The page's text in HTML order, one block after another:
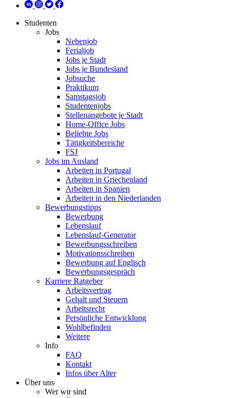
Studenten
Jobs
Nebenjob
Ferialjob
Jobs je Stadt
Jobs je Bundesland
Jobsuche
Praktikum
Samstagsjob
Studentenjobs
Stellenangebote je Stadt
Home-Office Jobs
Beliebte Jobs
Tätigkeitsbereiche
FSJ
Jobs im Ausland
Arbeiten in Portugal
Arbeiten in Griechenland
Arbeiten in Spanien
Arbeiten in den Niederlanden
Bewerbungstipps
Bewerbung
Lebenslauf
Lebenslauf-Generator
Bewerbungsschreiben
Motivationsschreiben
Bewerbung auf Englisch
Bewerbungsgespräch
Karriere Ratgeber
Arbeitsvertrag
Gehalt und Steuern
Arbeitsrecht
Persönliche Entwicklung
Wohlbefinden
Weitere
Info
FAQ
Kontakt
Infos über Alter
Über uns
Wer wir sind